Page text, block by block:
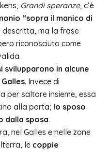
Grandi speranze, c’è
“sopra il manico di
descritta, ma la frase
riconosciuto come
svilupparono in alcune
. Invece di
per saltare insieme, essa
alla porta; lo sposo
dalla sposa.
nel Galles e nelle zone
le coppie